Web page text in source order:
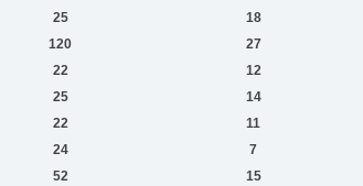
25 18
120 27
22 12
25 14
22 11
24 7
52 15